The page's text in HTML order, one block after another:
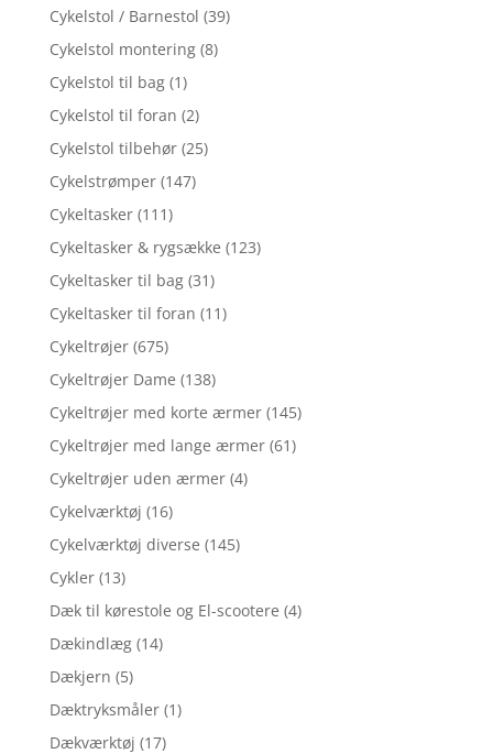
Cykelstol / Barnestol (39)
Cykelstol montering (8)
Cykelstol til bag (1)
Cykelstol til foran (2)
Cykelstol tilbehør (25)
Cykelstrømper (147)
Cykeltasker (111)
Cykeltasker & rygsække (123)
Cykeltasker til bag (31)
Cykeltasker til foran (11)
Cykeltrøjer (675)
Cykeltrøjer Dame (138)
Cykeltrøjer med korte ærmer (145)
Cykeltrøjer med lange ærmer (61)
Cykeltrøjer uden ærmer (4)
Cykelværktøj (16)
Cykelværktøj diverse (145)
Cykler (13)
Dæk til kørestole og El-scootere (4)
Dækindlæg (14)
Dækjern (5)
Dæktryksmåler (1)
Dækværktøj (17)